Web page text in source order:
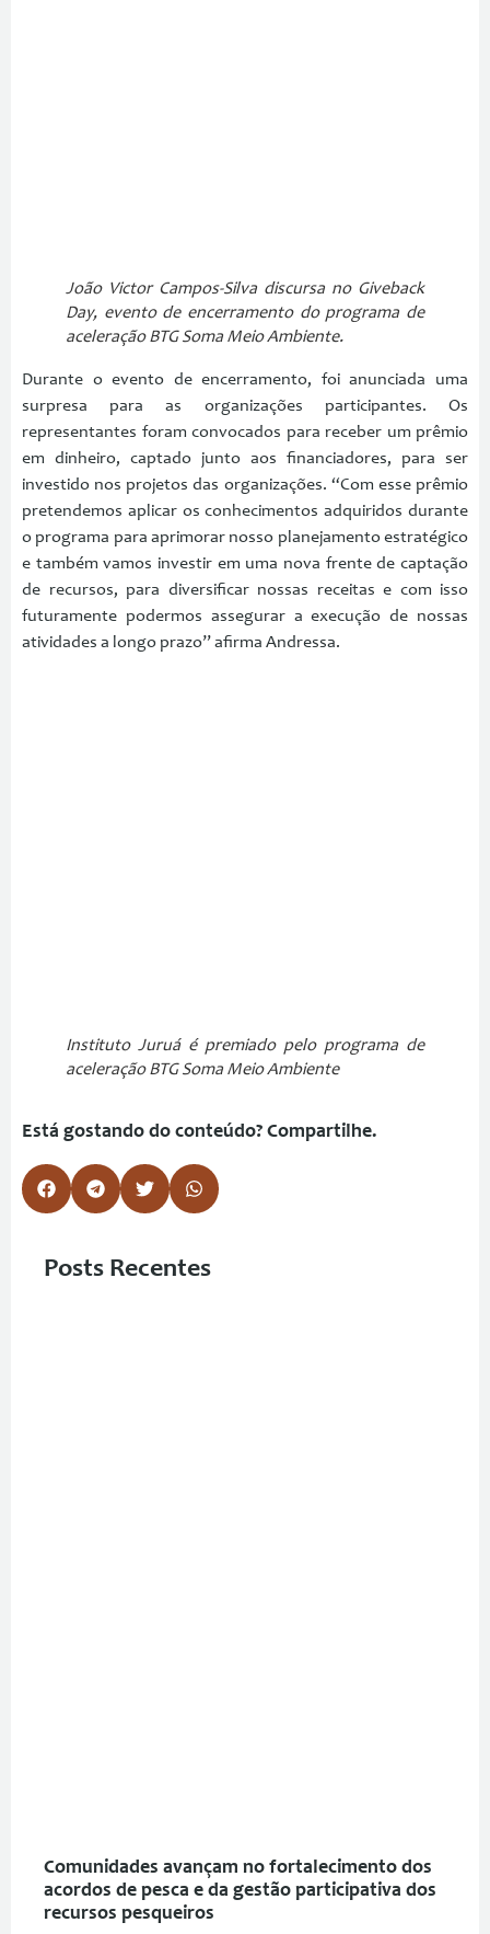
João Victor Campos-Silva discursa no Giveback
Day, evento de encerramento do programa de
aceleração BTG Soma Meio Ambiente.
Durante o evento de encerramento, foi anunciada uma
surpresa para as organizações participantes. Os
representantes foram convocados para receber um prêmio
em dinheiro, captado junto aos financiadores, para ser
investido nos projetos das organizações. “Com esse prêmio
pretendemos aplicar os conhecimentos adquiridos durante
o programa para aprimorar nosso planejamento estratégico
e também vamos investir em uma nova frente de captação
de recursos, para diversificar nossas receitas e com isso
futuramente podermos assegurar a execução de nossas
atividades a longo prazo” afirma Andressa.
Instituto Juruá é premiado pelo programa de
aceleração BTG Soma Meio Ambiente
Está gostando do conteúdo? Compartilhe.
Posts Recentes
Comunidades avançam no fortalecimento dos
acordos de pesca e da gestão participativa dos
recursos pesqueiros